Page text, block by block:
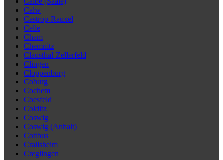
Calw
Castrop-Rauxel
Celle
Cham
Chemnitz
Clausthal-Zellerfeld
Clingen
Cloppenburg
Coburg
Cochem
Coesfeld
Colditz
Coswig
Coswig (Anhalt)
Cottbus
Crailsheim
Creglingen